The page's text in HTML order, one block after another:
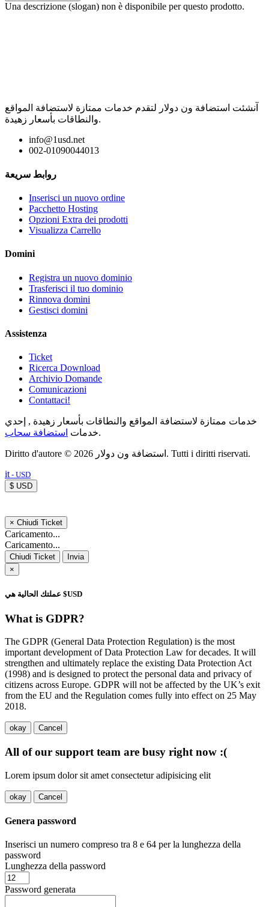
Una descrizione (slogan) non è disponibile per questo prodotto.
آنشئت استضافة ون دولار لتقدم خدمات ممتازة لاستضافة المواقع
والنطاقات بأسعار زهيدة.
info@1usd.net
002-01090044013
روابط سريعة
Inserisci un nuovo ordine
Pacchetto Hosting
Opzioni Extra dei prodotti
Visualizza Carrello
Domini
Registra un nuovo dominio
Trasferisci il tuo dominio
Rinnova domini
Gestisci domini
Assistenza
Ticket
Ricerca Download
Archivio Domande
Comunicazioni
Contattaci!
خدمات ممتازة لاستضافة المواقع والنطاقات بأسعار زهيدة , إحدي
خدمات استضافة سحاب .
Diritto d'autore © 2026 استضافة ون دولار. Tutti i diritti riservati.
it- USD
$ USD
× Chiudi Ticket
Caricamento...
Caricamento...
Chiudi Ticket
Invia
×
عملتك الحالية هي $USD
What is GDPR?
The GDPR (General Data Protection Regulation) is the most
important development of Data Protection Law for decades. It will
strengthen and ultimately replace the existing Data Protection Act
(1998) and is designed to protect the personal data and privacy of
citizens across Europe. GDPR will not be affected by the UK’s exit
from the EU and the Regulation comes fully into effect on 25 May
2018.
okay Cancel
All of our support team are busy right now :(
Lorem ipsum dolor sit amet consectetur adipisicing elit
okay Cancel
Genera password
Inserisci un numero compreso tra 8 e 64 per la lunghezza della
password
Lunghezza della password
Password generata